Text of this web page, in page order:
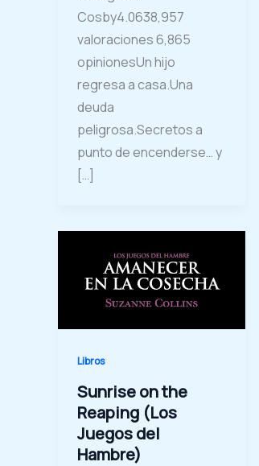
Cosby4.0638,957
valoraciones 6,865
opinionesUn hijo
regresa a casa.Una
deuda
peligrosa.Secretos a
punto de encenderse… y
[…]
Libros
Sunrise on the
Reaping (Los
Juegos del
Hambre)